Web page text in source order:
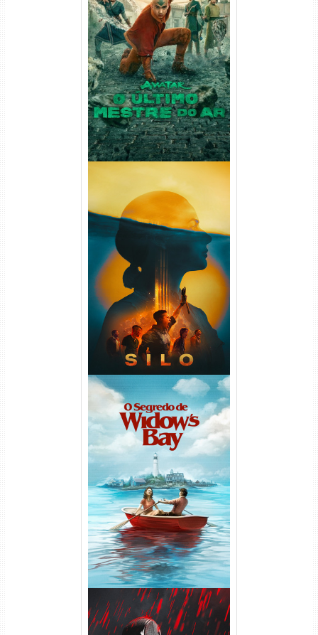
Avatar: O Último Mestre do
Ar 2ª Temporada Torrent
(2026) WEB-DL 1080p Dual
Áudio
Silo 2ª Temporada (2024)
WEB-DL 1080p Dual Áudio
O Segredo de Widow’s Bay
1ª Temporada Torrent (2026)
WEB-DL 1080p Dual Áudio